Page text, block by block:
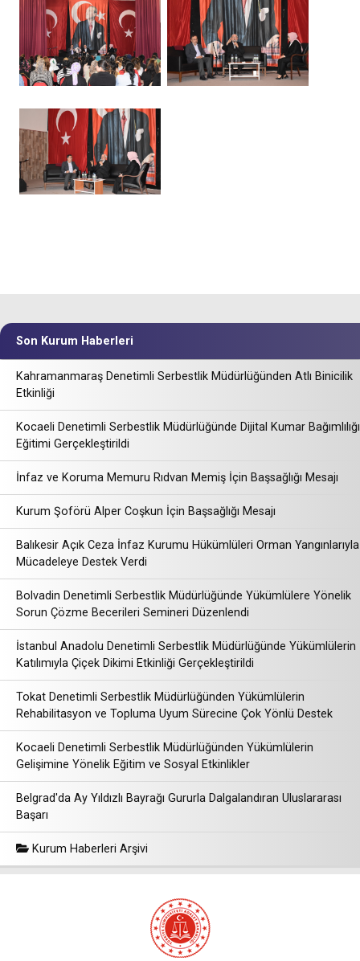
Son Kurum Haberleri
Kahramanmaraş Denetimli Serbestlik Müdürlüğünden Atlı Binicilik
Etkinliği
Kocaeli Denetimli Serbestlik Müdürlüğünde Dijital Kumar Bağımlılığı
Eğitimi Gerçekleştirildi
İnfaz ve Koruma Memuru Rıdvan Memiş İçin Başsağlığı Mesajı
Kurum Şoförü Alper Coşkun İçin Başsağlığı Mesajı
Balıkesir Açık Ceza İnfaz Kurumu Hükümlüleri Orman Yangınlarıyla
Mücadeleye Destek Verdi
Bolvadin Denetimli Serbestlik Müdürlüğünde Yükümlülere Yönelik
Sorun Çözme Becerileri Semineri Düzenlendi
İstanbul Anadolu Denetimli Serbestlik Müdürlüğünde Yükümlülerin
Katılımıyla Çiçek Dikimi Etkinliği Gerçekleştirildi
Tokat Denetimli Serbestlik Müdürlüğünden Yükümlülerin
Rehabilitasyon ve Topluma Uyum Sürecine Çok Yönlü Destek
Kocaeli Denetimli Serbestlik Müdürlüğünden Yükümlülerin
Gelişimine Yönelik Eğitim ve Sosyal Etkinlikler
Belgrad'da Ay Yıldızlı Bayrağı Gururla Dalgalandıran Uluslararası
Başarı
Kurum Haberleri Arşivi